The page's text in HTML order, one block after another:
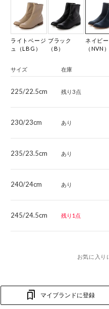
ライトベージ
ュ（LBG）
ブラック
（B）
ネイビー
（NVN）
サイズ 在庫
225/22.5cm 残り3点
230/23cm あり
235/23.5cm あり
240/24cm あり
245/24.5cm 残り1点
お気に入り
マイブランドに登録